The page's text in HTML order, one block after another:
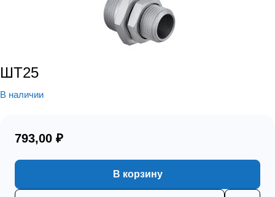
ШТ25
В наличии
793,00 ₽
В корзину